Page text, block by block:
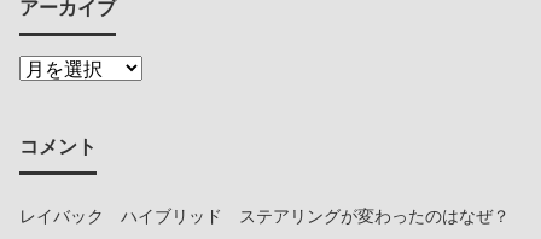
アーカイブ
コメント
レイバック ハイブリッド ステアリングが変わったのはなぜ？